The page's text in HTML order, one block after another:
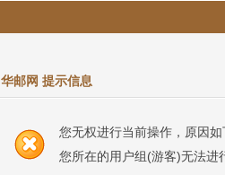
华邮网 提示信息
您无权进行当前操作，原因如
您所在的用户组(游客)无法进